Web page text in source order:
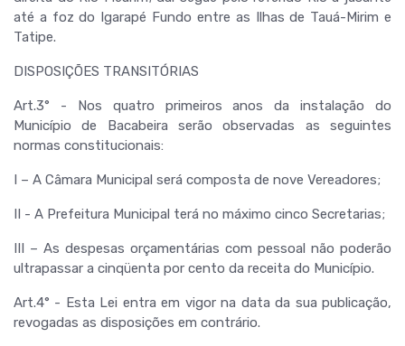
até a foz do Igarapé Fundo entre as Ilhas de Tauá-Mirim e
Tatipe.
DISPOSIÇÕES TRANSITÓRIAS
Art.3° - Nos quatro primeiros anos da instalação do
Município de Bacabeira serão observadas as seguintes
normas constitucionais:
I – A Câmara Municipal será composta de nove Vereadores;
II - A Prefeitura Municipal terá no máximo cinco Secretarias;
III – As despesas orçamentárias com pessoal não poderão
ultrapassar a cinqüenta por cento da receita do Município.
Art.4° - Esta Lei entra em vigor na data da sua publicação,
revogadas as disposições em contrário.